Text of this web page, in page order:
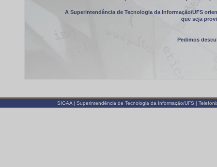
A Superintendência de Tecnologia da Informação/UFS
que seja
Pedimos
SIGAA | Superintendência de Tecnologia da Informação/UFS |